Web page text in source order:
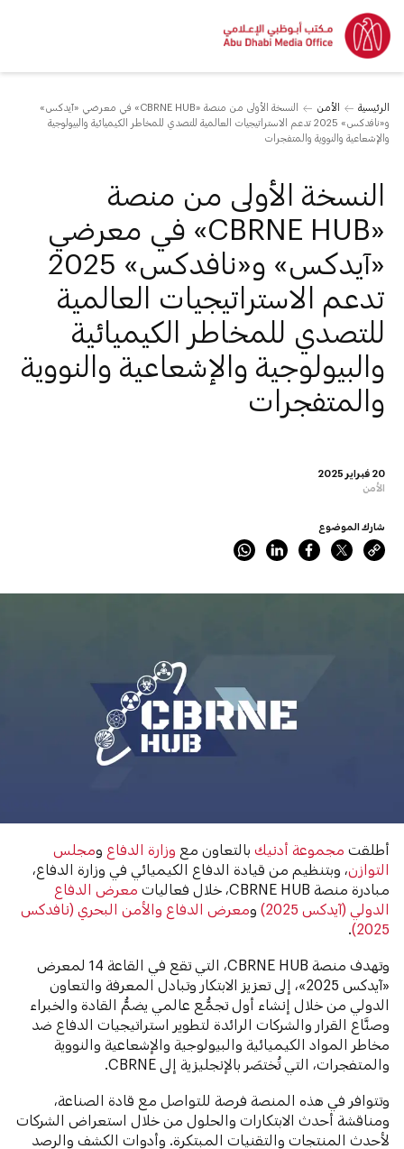
الرئيسية الأمن
النسخة الأولى من منصة «CBRNE HUB» في معرضي «آيدكس»
و«نافدكس» 2025 تدعم الاستراتيجيات العالمية للتصدي للمخاطر الكيميائية والبيولوجية
والإشعاعية والنووية والمتفجرات
20 فبراير 2025
الأمن
النسخة الأولى من منصة
«CBRNE HUB» في معرضي
«آيدكس» و«نافدكس» 2025
تدعم الاستراتيجيات العالمية
للتصدي للمخاطر الكيميائية
والبيولوجية والإشعاعية والنووية
والمتفجرات
شارك الموضوع
أطلقتمجموعة أدنيكبالتعاون مع وزارة الدفاعومجلس
التوازن، وبتنظيم من قيادة الدفاع الكيميائي في وزارة الدفاع،
مبادرة منصة CBRNE HUB، خلال فعاليات
معرض الدفاع
الدولي (آيدكس 2025)
ومعرض الدفاع والأمن البحري (نافدكس
2025)
.
وتهدف منصة CBRNE HUB، التي تقع في القاعة 14 لمعرض
«آيدكس 2025»، إلى تعزيز الابتكار وتبادل المعرفة والتعاون
الدولي من خلال إنشاء أول تجمُّع عالمي يضمُّ القادة والخبراء
وصنَّاع القرار والشركات الرائدة لتطوير استراتيجيات الدفاع ضد
مخاطر المواد الكيميائية والبيولوجية والإشعاعية والنووية
والمتفجرات، التي تُختصَر بالإنجليزية إلى CBRNE.
وتتوافر في هذه المنصة فرصة للتواصل مع قادة الصناعة،
ومناقشة أحدث الابتكارات والحلول من خلال استعراض الشركات
لأحدث المنتجات والتقنيات المبتكرة. وأدوات الكشف والرصد